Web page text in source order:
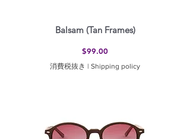
Balsam (Tan Frames)
価格
$99.00
消費税抜き | Shipping policy